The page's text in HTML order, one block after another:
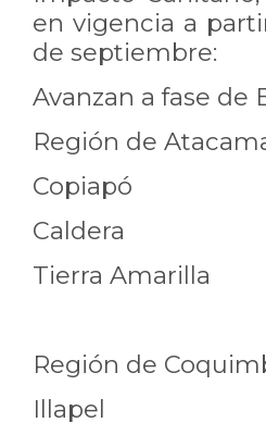
en vigencia a
de septiembre:
Avanzan a fase de
Región de
Copiapó
Caldera
Tierra Amarilla
Región de
Illapel